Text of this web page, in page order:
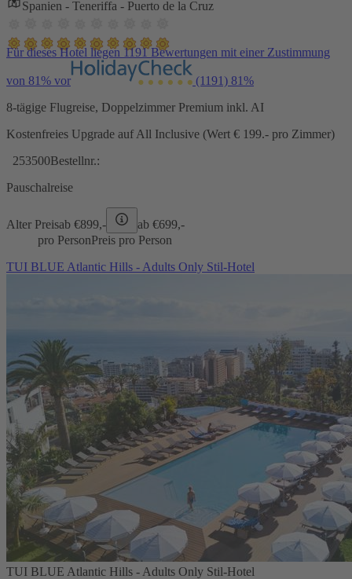
Spanien - Teneriffa - Puerto de la Cruz
Für dieses Hotel liegen 1191 Bewertungen mit einer Zustimmung
von 81% vor (1191) 81%
8-tägige Flugreise, Doppelzimmer Premium inkl. AI
Kostenfreies Upgrade auf All Inclusive (Wert € 199.- pro Zimmer)
253500Bestellnr.:
Pauschalreise
Alter Preisab €899,- ab €699,-
pro PersonPreis pro Person
TUI BLUE Atlantic Hills - Adults Only Stil-Hotel
TUI BLUE Atlantic Hills - Adults Only Stil-Hotel